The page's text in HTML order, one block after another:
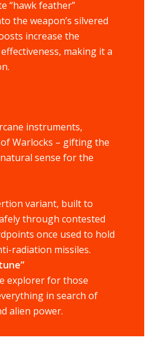
“hawk feather”
the weapon’s silvered
increase the
making it a
instruments,
Warlocks – gifting the
sense for the
variant, built to
through contested
once used to hold
radiation missiles.
explorer for those
in search of
alien power.